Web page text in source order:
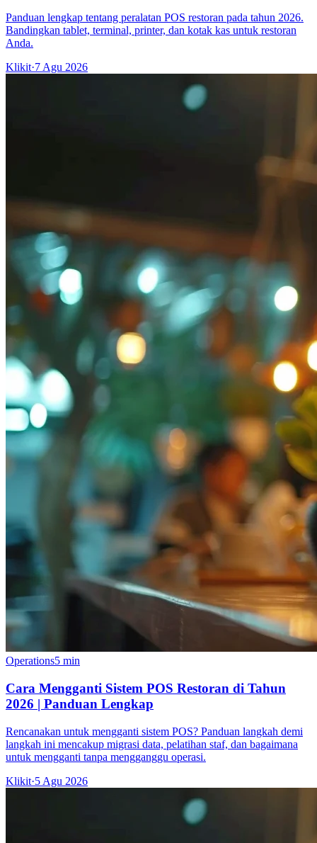
Panduan lengkap tentang peralatan POS restoran pada tahun 2026.
Bandingkan tablet, terminal, printer, dan kotak kas untuk restoran
Anda.
Klikit·7 Agu 2026
Operations5 min
Cara Mengganti Sistem POS Restoran di Tahun
2026 | Panduan Lengkap
Rencanakan untuk mengganti sistem POS? Panduan langkah demi
langkah ini mencakup migrasi data, pelatihan staf, dan bagaimana
untuk mengganti tanpa mengganggu operasi.
Klikit·5 Agu 2026